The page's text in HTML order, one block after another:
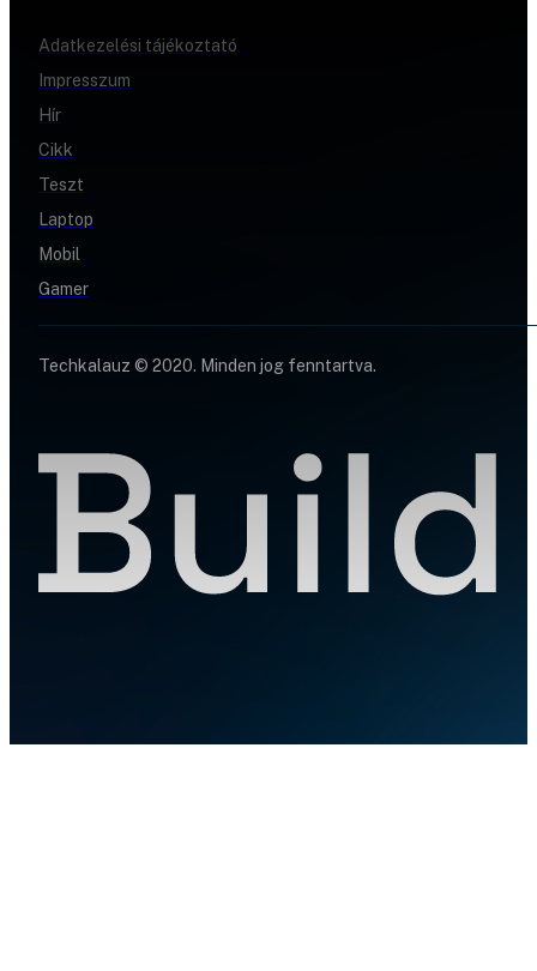
Adatkezelési tájékoztató
Impresszum
Hír
Cikk
Teszt
Laptop
Mobil
Gamer
Techkalauz © 2020. Minden jog fenntartva.